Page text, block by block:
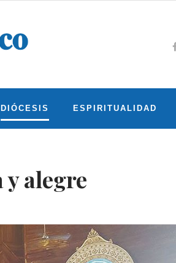
DIÓCESIS ESPIRITUALIDAD
y alegre